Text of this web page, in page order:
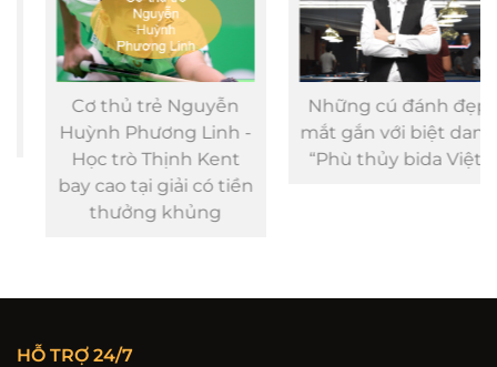
Cơ thủ trẻ Nguyễn
Huỳnh Phương Linh -
Học trò Thịnh Kent
bay cao tại giải có tiền
thưởng khủng
Những cú đánh đẹp
mắt gắn với biệt danh
“Phù thủy bida Việt”
HỖ TRỢ 24/7